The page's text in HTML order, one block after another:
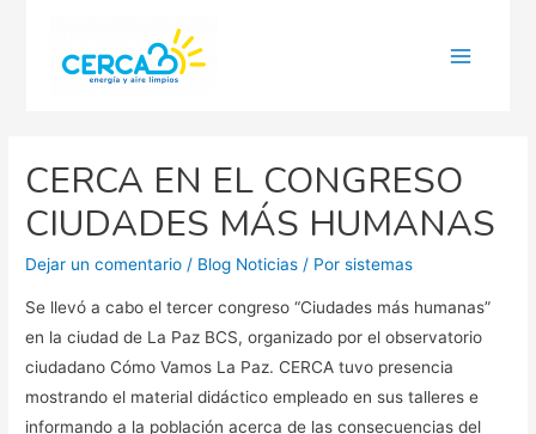
CERCA EN EL CONGRESO
CIUDADES MÁS HUMANAS
Dejar un comentario / Blog Noticias / Porsistemas
Se llevó a cabo el tercer congreso “Ciudades más humanas”
en la ciudad de La Paz BCS, organizado por el observatorio
ciudadano Cómo Vamos La Paz. CERCA tuvo presencia
mostrando el material didáctico empleado en sus talleres e
informando a la población acerca de las consecuencias del